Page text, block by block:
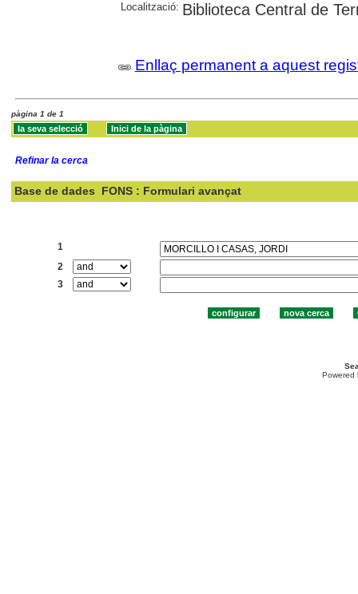
Localització: Biblioteca Central de
Enllaç permanent a aquest
pàgina 1 de 1
Refinar la cerca
Base de dades FONS : Formulari avançat
1
2
3
Powered